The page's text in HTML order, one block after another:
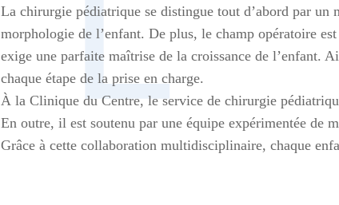
La chirurgie pédiatrique se distingue tout d’abord par
morphologie de l’enfant. De plus, le champ opératoire
exige une parfaite maîtrise de la croissance de l’enfant.
chaque étape de la prise en charge.
À la Clinique du Centre, le service de chirurgie
En outre, il est soutenu par une équipe expérimentée de
Grâce à cette collaboration multidisciplinaire, chaque